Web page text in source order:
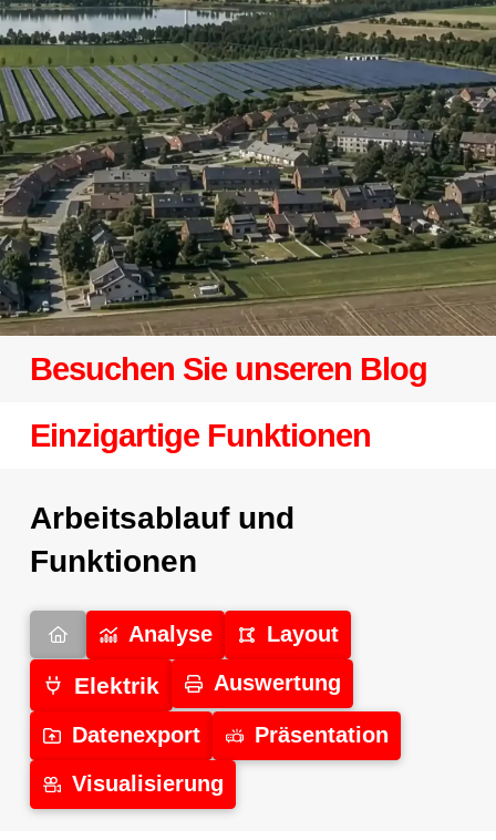
Besuchen Sie unseren Blog
Einzigartige Funktionen
Arbeitsablauf und
Funktionen
Analyse Layout
Elektrik Auswertung
Datenexport
Präsentation
Visualisierung